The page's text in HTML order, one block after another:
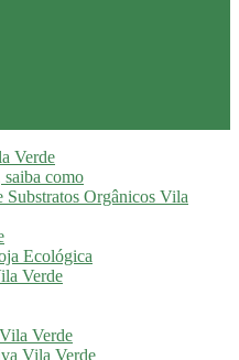
Verde
como
Orgânicos Vila
Ecológica
Verde
Verde
Vila Verde